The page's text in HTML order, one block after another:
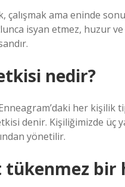
çalışmak ama eninde
isyan etmez, huzur
nedir?
her kişilik
denir. Kişiliğimizde üç
yönetilir.
tükenmez bir